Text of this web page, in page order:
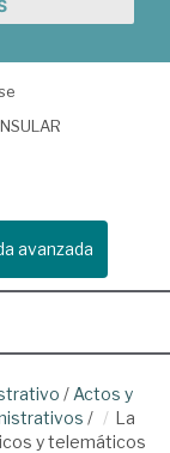
avanzada
/ Actos y
/
La
y telemáticos